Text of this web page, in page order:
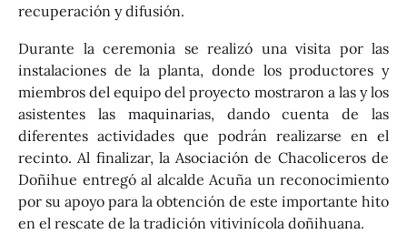
recuperación y difusión.
Durante la ceremonia se realizó una visita por las
instalaciones de la planta, donde los productores y
miembros del equipo del proyecto mostraron a las y los
asistentes las maquinarias, dando cuenta de las
diferentes actividades que podrán realizarse en el
recinto. Al finalizar, la Asociación de Chacoliceros de
Doñihue entregó al alcalde Acuña un reconocimiento
por su apoyo para la obtención de este importante hito
en el rescate de la tradición vitivinícola doñihuana.